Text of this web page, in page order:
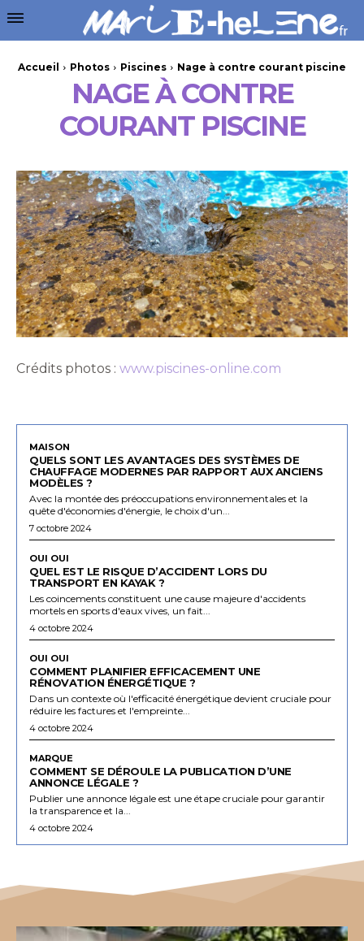
Accueil Photos Piscines Nage à contre courant piscine
NAGE À CONTRE
COURANT PISCINE
Crédits photos : www.piscines-online.com
MAISON
QUELS SONT LES AVANTAGES DES SYSTÈMES DE
CHAUFFAGE MODERNES PAR RAPPORT AUX ANCIENS
MODÈLES ?
Avec la montée des préoccupations environnementales et la
quête d'économies d'énergie, le choix d'un...
7 octobre 2024
OUI OUI
QUEL EST LE RISQUE D’ACCIDENT LORS DU
TRANSPORT EN KAYAK ?
Les coincements constituent une cause majeure d'accidents
mortels en sports d'eaux vives, un fait...
4 octobre 2024
OUI OUI
COMMENT PLANIFIER EFFICACEMENT UNE
RÉNOVATION ÉNERGÉTIQUE ?
Dans un contexte où l'efficacité énergétique devient cruciale pour
réduire les factures et l'empreinte...
4 octobre 2024
MARQUE
COMMENT SE DÉROULE LA PUBLICATION D’UNE
ANNONCE LÉGALE ?
Publier une annonce légale est une étape cruciale pour garantir
la transparence et la...
4 octobre 2024